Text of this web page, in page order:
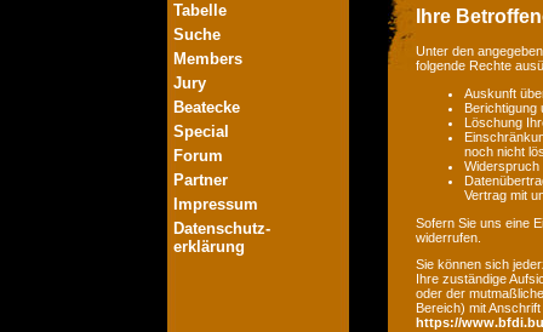
Tabelle
Suche
Members
Jury
Beatecke
Special
Forum
Partner
Impressum
Datenschutz-
erklärung
Ihre
Unter den
folgende Rechte
Auskunft
Berichtigung
Löschung
noch nicht
Widerspruch
Vertrag mit
Sofern Sie uns eine
widerrufen.
Sie können sich
Ihre zuständige
oder der
Bereich) mit
https://